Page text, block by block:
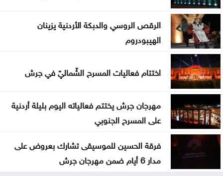
الرقص الروسي والدبكة الأردنية يزينان
الهيبودروم
اختتام فعاليات المسرح الشّماليّ في جرش
مهرجان جرش يختتم فعالياته اليوم بليلة أردنية
على المسرح الجنوبي
فرقة الحسين للموسيقى تشارك بعروض على
مدار 6 أيام ضمن مهرجان جرش